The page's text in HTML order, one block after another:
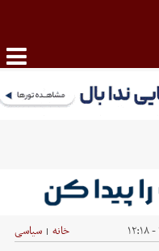
خانه | سیاسی